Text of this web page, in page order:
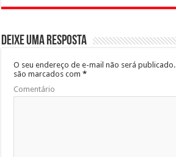
Deixe uma resposta
O seu endereço de e-mail não será publicado.
são marcados com*
Comentário